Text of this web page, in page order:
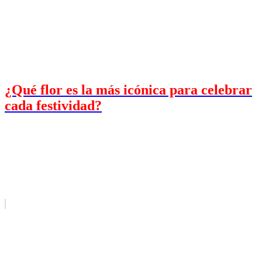
¿Qué flor es la más icónica para celebrar
cada festividad?